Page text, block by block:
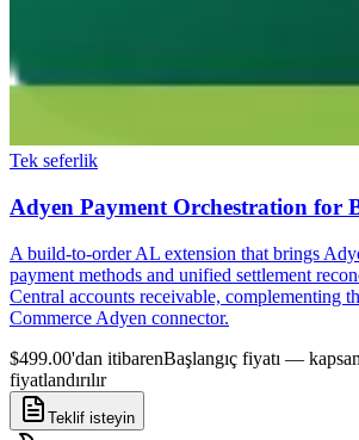
Tek seferlik
Adyen Payment Orchestration for
A build-to-order AL extension that brings
payment methods and unified settlement
Central accounts receivable, complementing
Commerce Adyen connector.
$499.00'dan itibarenBaşlangıç fiyatı —
fiyatlandırılır
Teklif isteyin